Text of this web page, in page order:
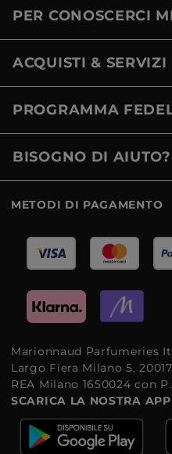
PER CONOSCERCI
ACQUISTI & SERVIZI
PROGRAMMA
BISOGNO DI AIUTO?
METODI DI PAGAMENTO
Marionnaud Parfumeries
Largo Fiera Milano 5,
REA Milano 1650024 con
SCARICA LA NOSTRA APP